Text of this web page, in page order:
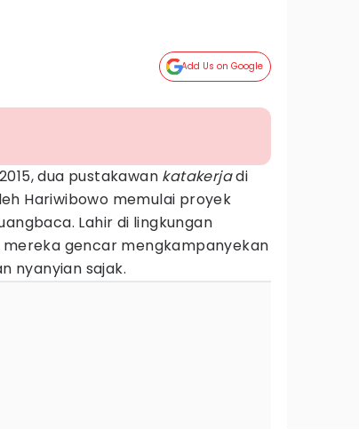
Add Us on Google
dua pustakawan katakerjadi
Hariwibowo memulai proyek
Lahir di lingkungan
gencar mengkampanyekan
nyanyian sajak.